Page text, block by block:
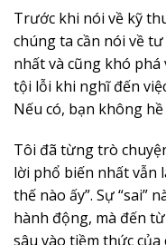
Trước khi nói về kỹ
chúng ta cần nói về
nhất và cũng khó phá
tội lỗi khi nghĩ đến
Nếu có, bạn không
Tôi đã từng trò
lời phổ biến nhất vẫn
thế nào ấy”. Sự “sai”
hành động, mà đến
sâu vào tiềm thức